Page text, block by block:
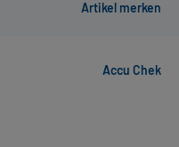
Accu Chek